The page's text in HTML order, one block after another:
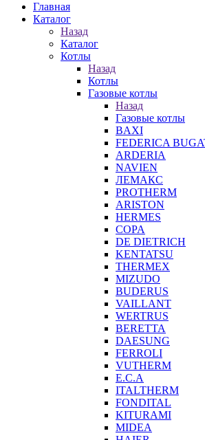
Главная
Каталог
Назад
Каталог
Котлы
Назад
Котлы
Газовые котлы
Назад
Газовые котлы
BAXI
FEDERICA
ARDERIA
NAVIEN
ЛЕМАКС
PROTHERM
ARISTON
HERMES
COPA
DE DIETRICH
KENTATSU
THERMEX
MIZUDO
BUDERUS
VAILLANT
WERTRUS
BERETTA
DAESUNG
FERROLI
VUTHERM
E.C.A
ITALTHERM
FONDITAL
KITURAMI
MIDEA